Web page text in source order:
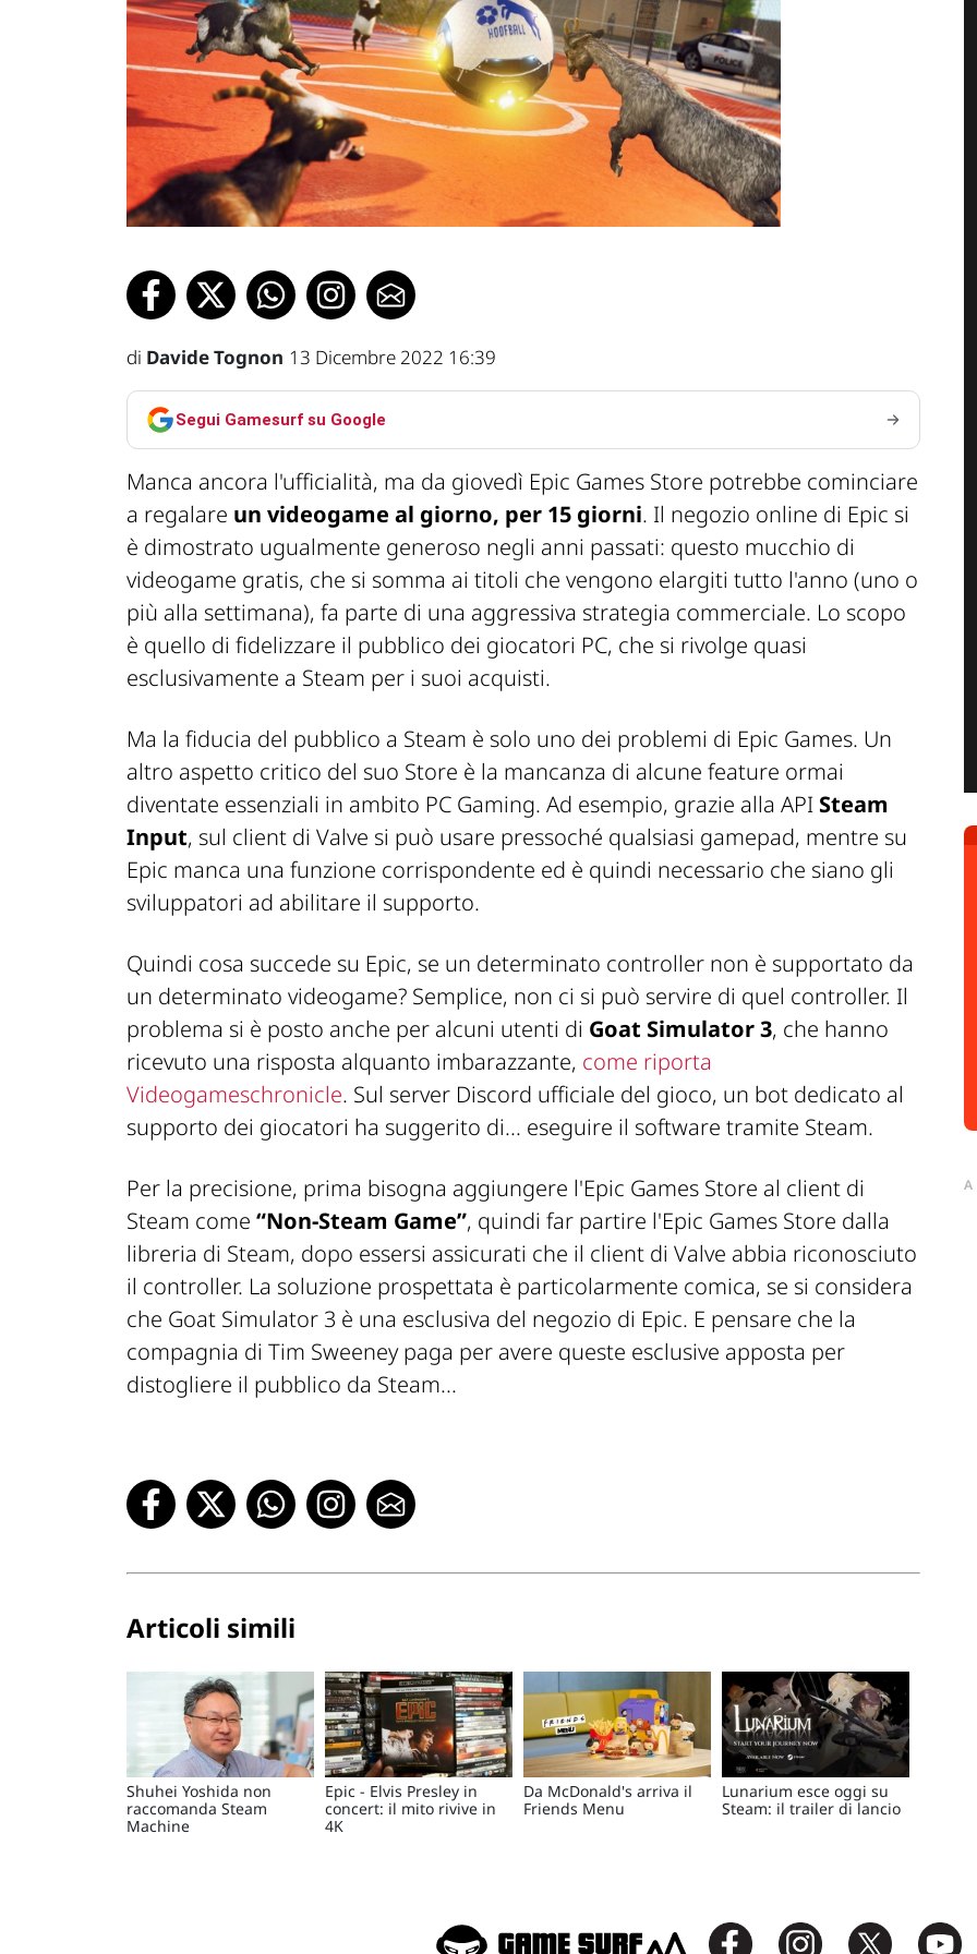
di Davide Tognon 13 Dicembre 2022 16:39
Segui Gamesurf su Google
Manca ancora l'ufficialità, ma da giovedì Epic Games Store potrebbe cominciare
a regalare un videogame al giorno, per 15 giorni. Il negozio online di Epic si
è dimostrato ugualmente generoso negli anni passati: questo mucchio di
videogame gratis, che si somma ai titoli che vengono elargiti tutto l'anno (uno o
più alla settimana), fa parte di una aggressiva strategia commerciale. Lo scopo
è quello di fidelizzare il pubblico dei giocatori PC, che si rivolge quasi
esclusivamente a Steam per i suoi acquisti.
Ma la fiducia del pubblico a Steam è solo uno dei problemi di Epic Games. Un
altro aspetto critico del suo Store è la mancanza di alcune feature ormai
diventate essenziali in ambito PC Gaming. Ad esempio, grazie alla API Steam
Input, sul client di Valve si può usare pressoché qualsiasi gamepad, mentre su
Epic manca una funzione corrispondente ed è quindi necessario che siano gli
sviluppatori ad abilitare il supporto.
Quindi cosa succede su Epic, se un determinato controller non è supportato da
un determinato videogame? Semplice, non ci si può servire di quel controller. Il
problema si è posto anche per alcuni utenti di Goat Simulator 3, che hanno
ricevuto una risposta alquanto imbarazzante, come riporta
Videogameschronicle. Sul server Discord ufficiale del gioco, un bot dedicato al
supporto dei giocatori ha suggerito di... eseguire il software tramite Steam.
Per la precisione, prima bisogna aggiungere l'Epic Games Store al client di
Steam come “Non-Steam Game”, quindi far partire l'Epic Games Store dalla
libreria di Steam, dopo essersi assicurati che il client di Valve abbia riconosciuto
il controller. La soluzione prospettata è particolarmente comica, se si considera
che Goat Simulator 3 è una esclusiva del negozio di Epic. E pensare che la
compagnia di Tim Sweeney paga per avere queste esclusive apposta per
distogliere il pubblico da Steam...
Articoli simili
Shuhei Yoshida non
raccomanda Steam
Machine
Epic - Elvis Presley in
concert: il mito rivive in
4K
Da McDonald's arriva il
Friends Menu
Lunarium esce oggi su
Steam: il trailer di lancio